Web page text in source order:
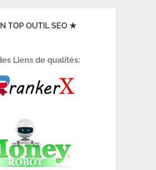
TOP OUTIL SEO ★
Liens de qualités: